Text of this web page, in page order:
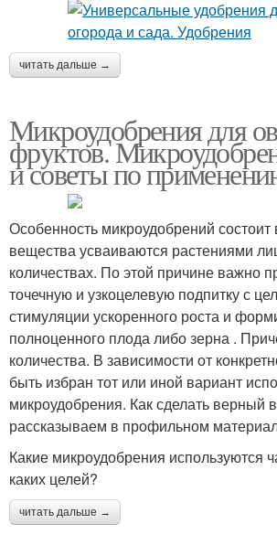
читать дальше →
Микроудобрения для
фруктов.
и советы по
Особенность микроудобрений
вещества усваиваются растениями
количествах. По этой причине важно
точечную и узкоцелевую подпитку с
стимуляции ускоренного роста и
полноценного плода либо зерна .
количества. В зависимости от
быть избран тот или иной вариант
микроудобрения. Как сделать верный
рассказываем в профильном
Какие микроудобрения используются
каких целей?
читать дальше →